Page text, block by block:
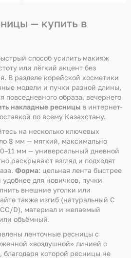
— купить в
способ усилить макияж
или лёгкий акцент без
В разделе корейской косметики
модели и пучки разной длины,
повседневного образа, вечернего
накладные ресницы в интернет-
по всему Казахстану.
на несколько ключевых
8 мм — мягкий, максимально
мм — универсальный дневной
раскрывают взгляд и подходят
Форма: цельная лента быстрее
удобнее для новичков, пучки
внешние уголки или
также изгиб (натуральный C
D), материал и желаемый
объёмный.
ленточные ресницы с
«воздушной» линией с
благодаря которой ресницы не